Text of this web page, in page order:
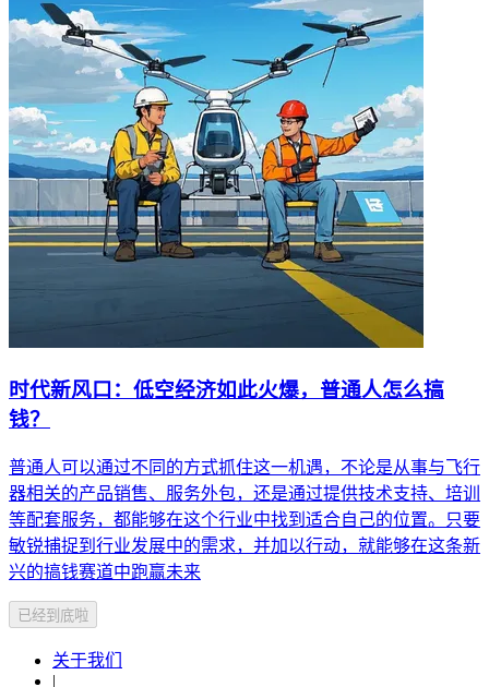
时代新风口：低空经济如此火爆，普通人怎么搞
钱？
普通人可以通过不同的方式抓住这一机遇，不论是从事与飞行
器相关的产品销售、服务外包，还是通过提供技术支持、培训
等配套服务，都能够在这个行业中找到适合自己的位置。只要
敏锐捕捉到行业发展中的需求，并加以行动，就能够在这条新
兴的搞钱赛道中跑赢未来
已经到底啦
关于我们
|